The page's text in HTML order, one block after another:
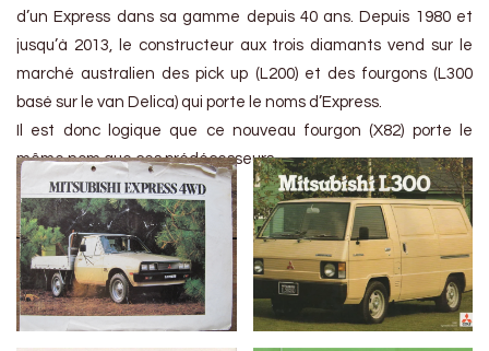
d’un Express dans sa gamme depuis 40 ans. Depuis 1980 et
jusqu’à 2013, le constructeur aux trois diamants vend sur le
marché australien des pick up (L200) et des fourgons (L300
basé sur le van Delica) qui porte le noms d’Express.
Il est donc logique que ce nouveau fourgon (X82) porte le
même nom que ces prédécesseurs.